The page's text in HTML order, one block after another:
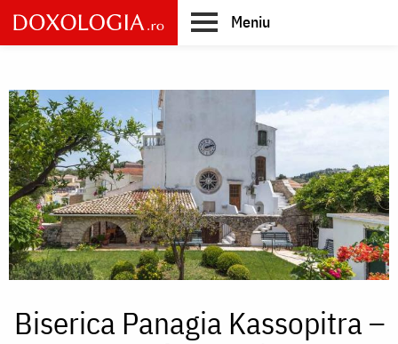
Skip
to
main
Meniu
Biserica Panagia Kassopitra –